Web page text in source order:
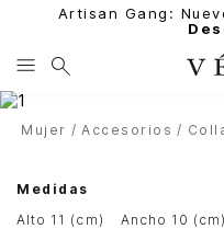
Artisan Gang:
Mujer Accesorios
Medidas
alto 11 (cm)
ancho 10 (cm)